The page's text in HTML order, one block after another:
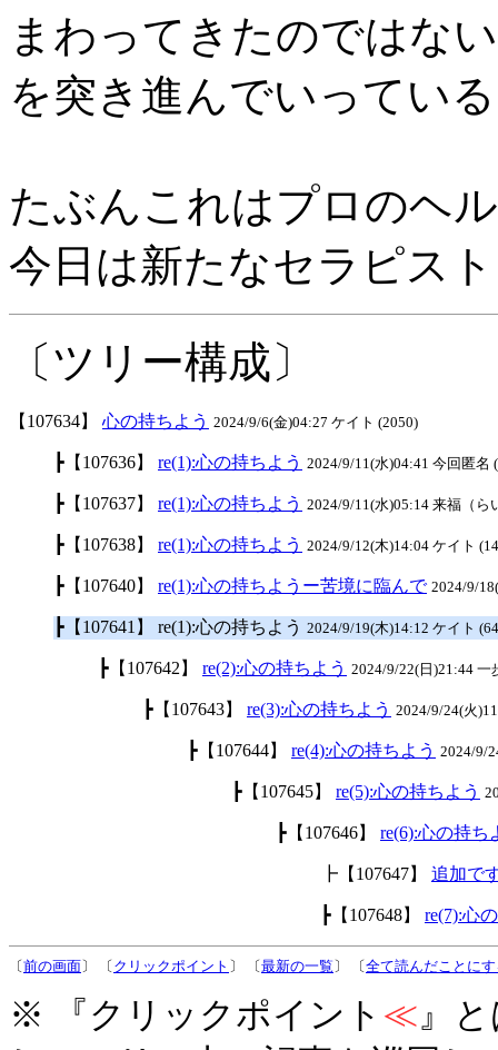
まわってきたのではな
を突き進んでいってい
たぶんこれはプロのヘ
今日は新たなセラピス
〔ツリー構成〕
【107634】 心の持ちよう 2024/9/6(金)04:27 ケイト (2050)
┣【107636】 re(1):心の持ちよう 2024/9/11(水)04:41 今回匿名
┣【107637】 re(1):心の持ちよう 2024/9/11(水)05:14 来福（ら
┣【107638】 re(1):心の持ちよう 2024/9/12(木)14:04 ケイト
┣【107640】 re(1):心の持ちようー苦境に臨んで 2024/9/
┣【107641】 re(1):心の持ちよう 2024/9/19(木)14:12 ケイト
┣【107642】 re(2):心の持ちよう 2024/9/22(日)21:44 一
┣【107643】 re(3):心の持ちよう 2024/9/24(火
┣【107644】 re(4):心の持ちよう 2024/9/
┣【107645】 re(5):心の持ちよう
┣【107646】 re(6):心の持ち
┣【107647】 追加で
┣【107648】 re(7):心
〔前の画面〕 〔 クリックポイント 〕 〔最新の一覧 〕 〔全て読んだことに
※ 『クリックポイント ≪』